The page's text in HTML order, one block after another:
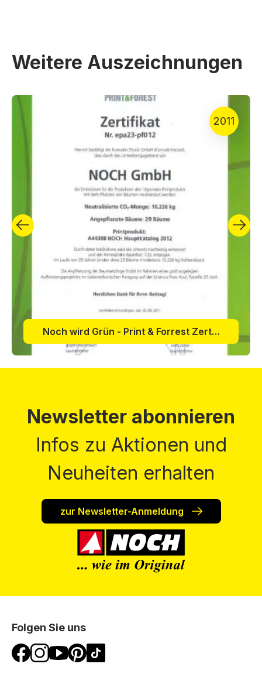
Weitere Auszeichnungen
Noch wird Grün - Print & Forrest Zertifikat 2011
2011
Newsletter abonnieren
Infos zu Aktionen und
Neuheiten erhalten
zur Newsletter-Anmeldung
Folgen Sie uns